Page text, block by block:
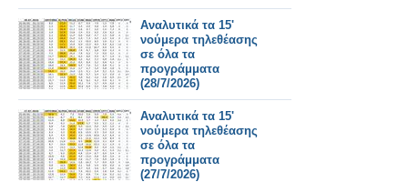
Αναλυτικά τα 15'
νούμερα τηλεθέασης
σε όλα τα
προγράμματα
(28/7/2026)
Αναλυτικά τα 15'
νούμερα τηλεθέασης
σε όλα τα
προγράμματα
(27/7/2026)